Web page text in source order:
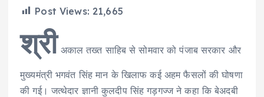
Post Views: 21,665
श्री अकाल तख्त साहिब से सोमवार को पंजाब सरकार और
मुख्यमंत्री भगवंत सिंह मान के खिलाफ कई अहम फैसलों की घोषणा
की गई। जत्थेदार ज्ञानी कुलदीप सिंह गड़गज्ज ने कहा कि बेअदबी